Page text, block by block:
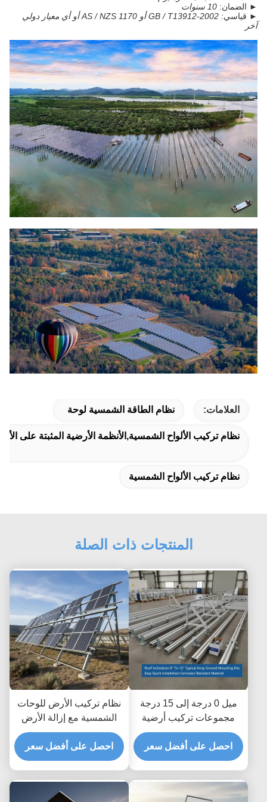
► الضمان: 10 سنوات
► قياسي:
GB / T13912-2002 أو AS / NZS 1170 أو أي معيار دولي
آخر
العلامات: نظام الطاقة الشمسية لوحة
نظام تركيب الألواح الشمسية,الأنظمة الأرضية المثبتة على
نظام تركيب الألواح الشمسية
المنتجات ذات الصلة
ميل 0 درجة إلى 15 درجة
مجموعات تركيب أرضية
للألواح الشمسية سهلة
وسريعة التركيب مادة
مقاومة للتآكل
احصل على أفضل سعر
نظام تركيب الأرض للوحات
الشمسية مع إزالة الأرض
تصل إلى 1.2m وإزالة
الارتفاع 8 إلى 15 قدم
نموذجية
احصل على أفضل سعر